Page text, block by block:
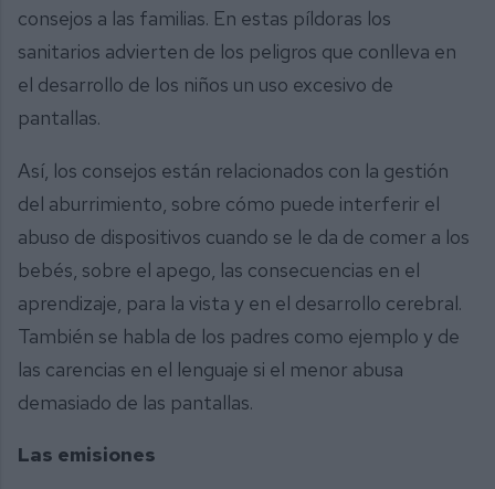
consejos a las familias. En estas píldoras los
sanitarios advierten de los peligros que conlleva en
el desarrollo de los niños un uso excesivo de
pantallas.
Así, los consejos están relacionados con la gestión
del aburrimiento, sobre cómo puede interferir el
abuso de dispositivos cuando se le da de comer a los
bebés, sobre el apego, las consecuencias en el
aprendizaje, para la vista y en el desarrollo cerebral.
También se habla de los padres como ejemplo y de
las carencias en el lenguaje si el menor abusa
demasiado de las pantallas.
Las emisiones